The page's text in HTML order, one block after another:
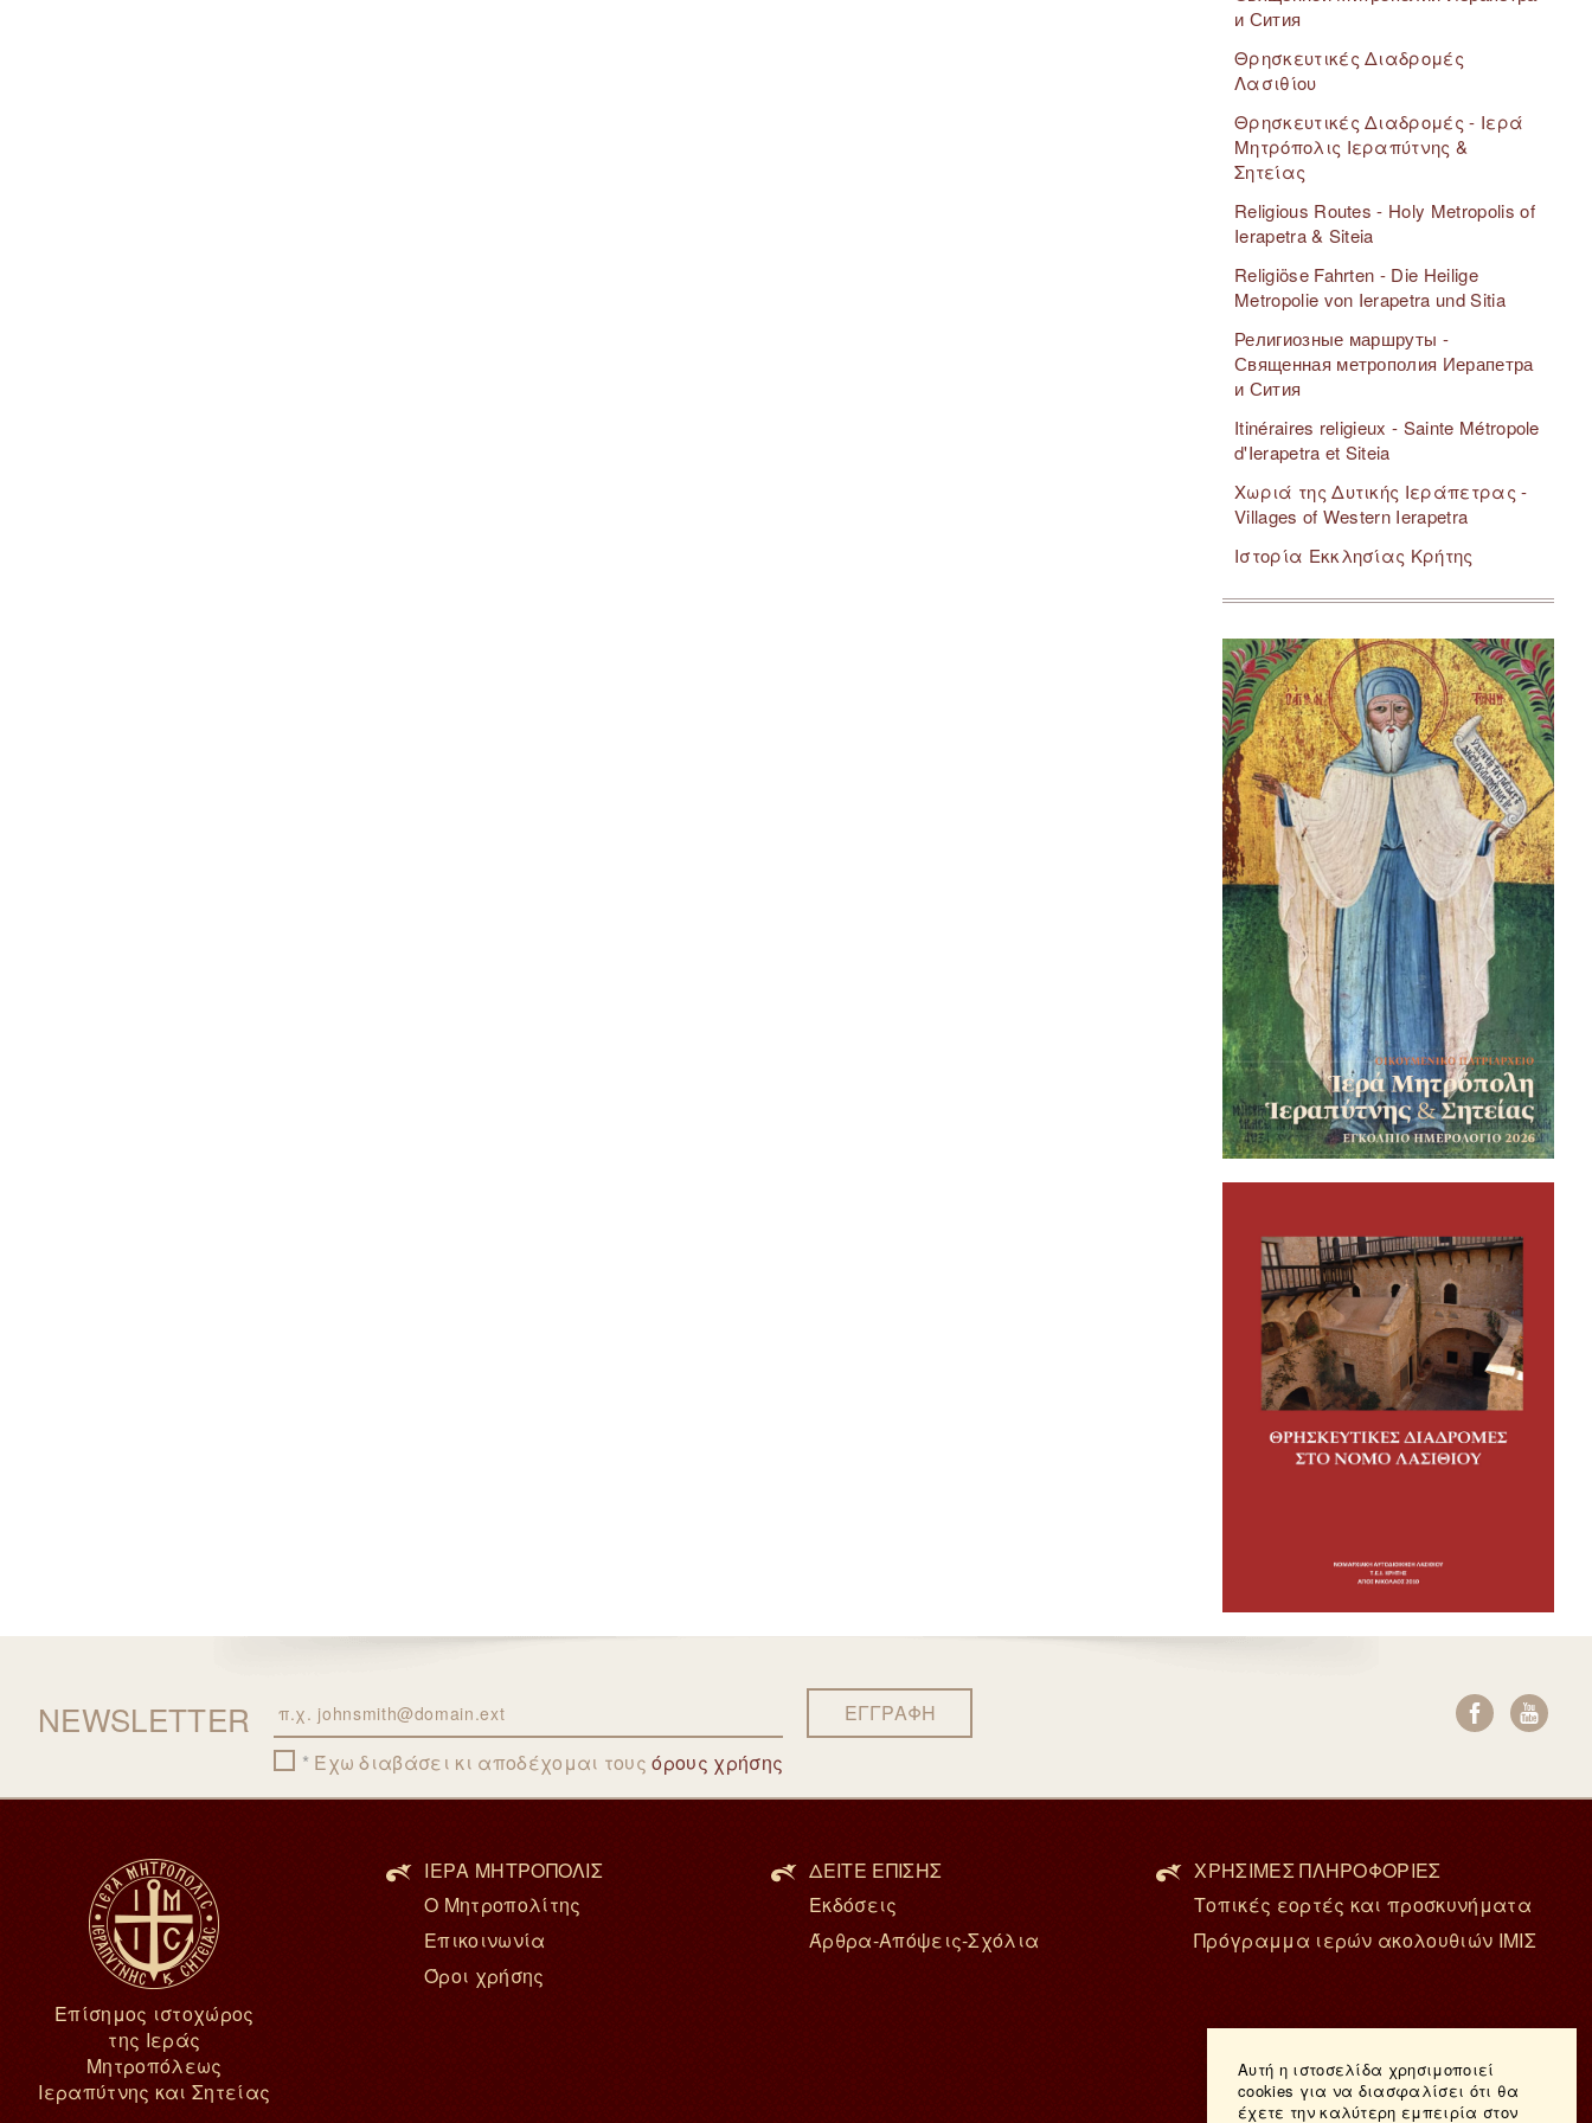
Αυτή η ιστοσελίδα χρησιμοποιεί
cookies για να διασφαλίσει ότι θα
έχετε την καλύτερη εμπειρία στον
и Сития
Θρησκευτικές Διαδρομές
Λασιθίου
Θρησκευτικές Διαδρομές - Ιερά
Μητρόπολις Ιεραπύτνης &
Σητείας
Religious Routes - Holy Metropolis of
Ierapetra & Siteia
Religiöse Fahrten - Die Heilige
Metropolie von Ierapetra und Sitia
Религиозные маршруты -
Священная метрополия Иерапетра
и Сития
Itinéraires religieux - Sainte Métropole
d'Ierapetra et Siteia
Χωριά της Δυτικής Ιεράπετρας -
Villages of Western Ierapetra
Ιστορία Εκκλησίας Κρήτης
NEWSLETTER
Email
Έχω διαβάσει κι αποδέχομαι τουςόρους χρήσης
ΕΓΓΡΑΦΗ
Επίσημος ιστοχώρος
της Ιεράς
Μητροπόλεως
Ιεραπύτνης και Σητείας
ΙΕΡΑ ΜΗΤΡΟΠΟΛΙΣ
Ο Μητροπολίτης
Επικοινωνία
Όροι χρήσης
ΔΕΙΤΕ ΕΠΙΣΗΣ
Εκδόσεις
Άρθρα-Απόψεις-Σχόλια
ΧΡΗΣΙΜΕΣ ΠΛΗΡΟΦΟΡΙΕΣ
Τοπικές εορτές και προσκυνήματα
Πρόγραμμα ιερών ακολουθιών ΙΜΙΣ